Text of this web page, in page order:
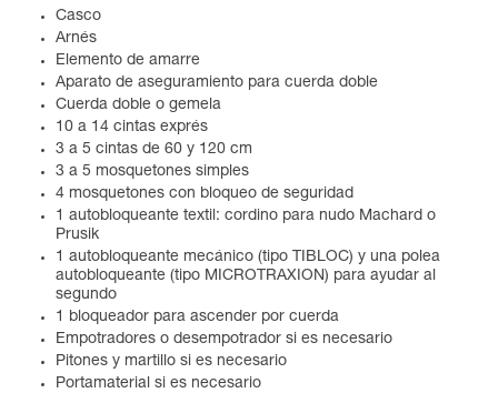
Casco
Arnés
Elemento de amarre
Aparato de aseguramiento para cuerda doble
Cuerda doble o gemela
10 a 14 cintas exprés
3 a 5 cintas de 60 y 120 cm
3 a 5 mosquetones simples
4 mosquetones con bloqueo de seguridad
1 autobloqueante textil: cordino para nudo Machard o
Prusik
1 autobloqueante mecánico (tipo TIBLOC) y una polea
autobloqueante (tipo MICROTRAXION) para ayudar al
segundo
1 bloqueador para ascender por cuerda
Empotradores o desempotrador si es necesario
Pitones y martillo si es necesario
Portamaterial si es necesario